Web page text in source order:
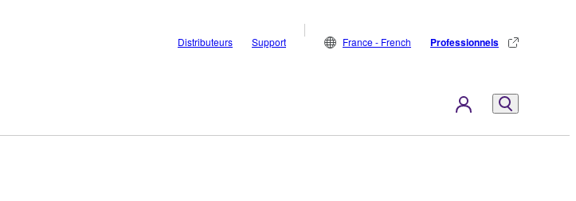
Distributeurs Support France - French Professionnels